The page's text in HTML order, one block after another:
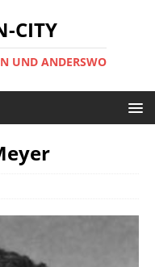
CITY
UND ANDERSWO